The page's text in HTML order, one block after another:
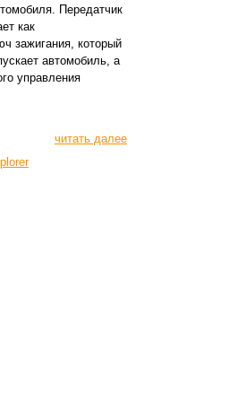
Передатчик
как
зажигания, который
автомобиль, а
управления
читать далее